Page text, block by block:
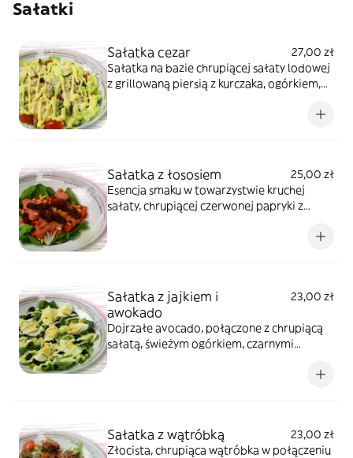
Sałatki
Sałatka cezar
27,00 zł
Sałatka na bazie chrupiącej sałaty lodowej
z grillowaną piersią z kurczaka, ogórkiem,
Sałatka z łososiem
25,00 zł
Esencja smaku w towarzystwie kruchej
sałaty, chrupiącej czerwonej papryki z
Sałatka z jajkiem i
awokado
23,00 zł
Dojrzałe avocado, połączone z chrupiącą
sałatą, świeżym ogórkiem, czarnymi
Sałatka z wątróbką
23,00 zł
Złocista, chrupiąca wątróbka w połączeniu